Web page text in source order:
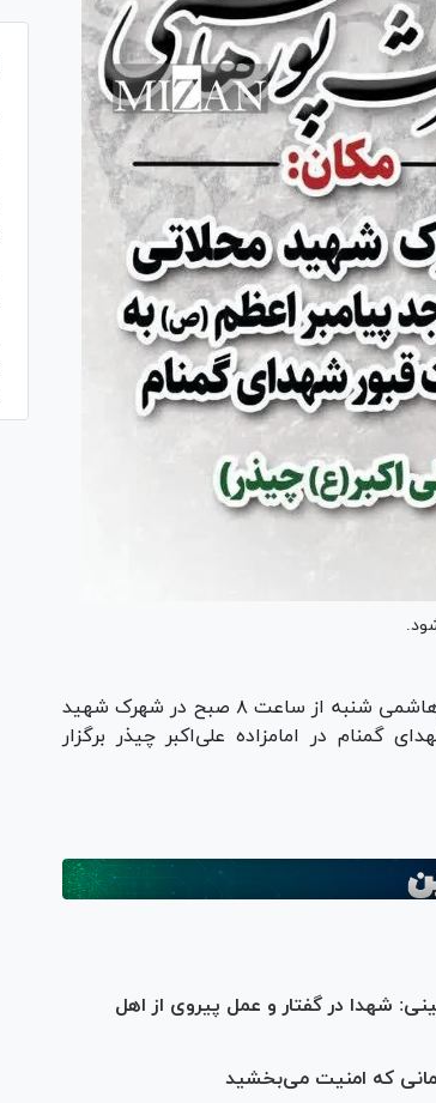
مراسم تشییع پیکر سردار شهید کیومرث پورهاشمی شنبه از ساعت ۸ صبح در شهرک شهید
گمنام در امامزاده علی‌اکبر چیذر برگزار
شهدا در گفتار و عمل پیروی از اهل
که امنیت می‌بخشید